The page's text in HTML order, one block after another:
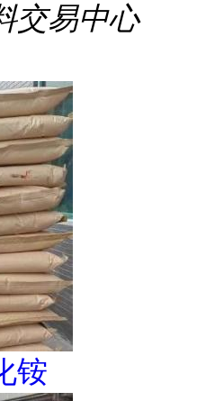
交易中心
铵